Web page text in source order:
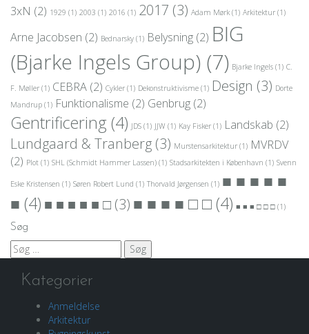
3xN (2) 1929 (1) 2003 (1) 2016 (1) 2017 (3) Adam Mørk(1) Arkitektur (1)
Arne Jacobsen (2) Bednarsky (1) Belysning (2) BIG
(Bjarke Ingels Group) (7) Bjarke Ingels (1) C.
F. Møller (1) CEBRA (2) Cykler (1) Dekonstruktivisme (1) Design (3) Dorte
Mandrup (1) Funktionalisme (2) Genbrug (2)
Gentrificering(4) JDS (1) JJW (1) Kay Fisker (1) Landskab (2)
Lundgaard & Tranberg (3) Murstensarkitektur (1) MVRDV
(2) Plot (1) SHL (Schmidt Hammer Lassen) (1) Stadsarkitekten i København (1) Svenn
Eske Kristensen (1) Søren Robert Lund (1) Thorvald Jørgensen (1) ■ ■ ■ ■ ■
■ (4) ■ ■ ■ ■ ■ □ (3) ■ ■ ■ ■ □ □(4) ■ ■ ■ □ □ □ (1)
Søg
Søg
efter:
Kategorier
Anmeldelse
Arkitektur